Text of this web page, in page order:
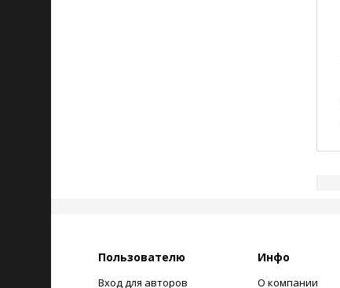
Пользователю
Вход для авторов
Инфо
О компании